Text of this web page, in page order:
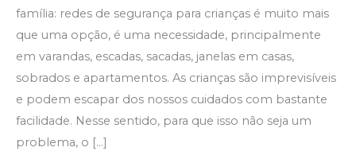
família: redes de segurança para crianças é muito mais
que uma opção, é uma necessidade, principalmente
em varandas, escadas, sacadas, janelas em casas,
sobrados e apartamentos. As crianças são imprevisíveis
e podem escapar dos nossos cuidados com bastante
facilidade. Nesse sentido, para que isso não seja um
problema, o […]